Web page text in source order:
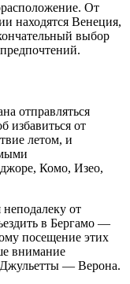
От
находятся Венеция,
выбор
отправляться
избавиться от
летом, и
Комо, Изео,
от
в Бергамо —
посещение этих
внимание
Джульетты — Верона.